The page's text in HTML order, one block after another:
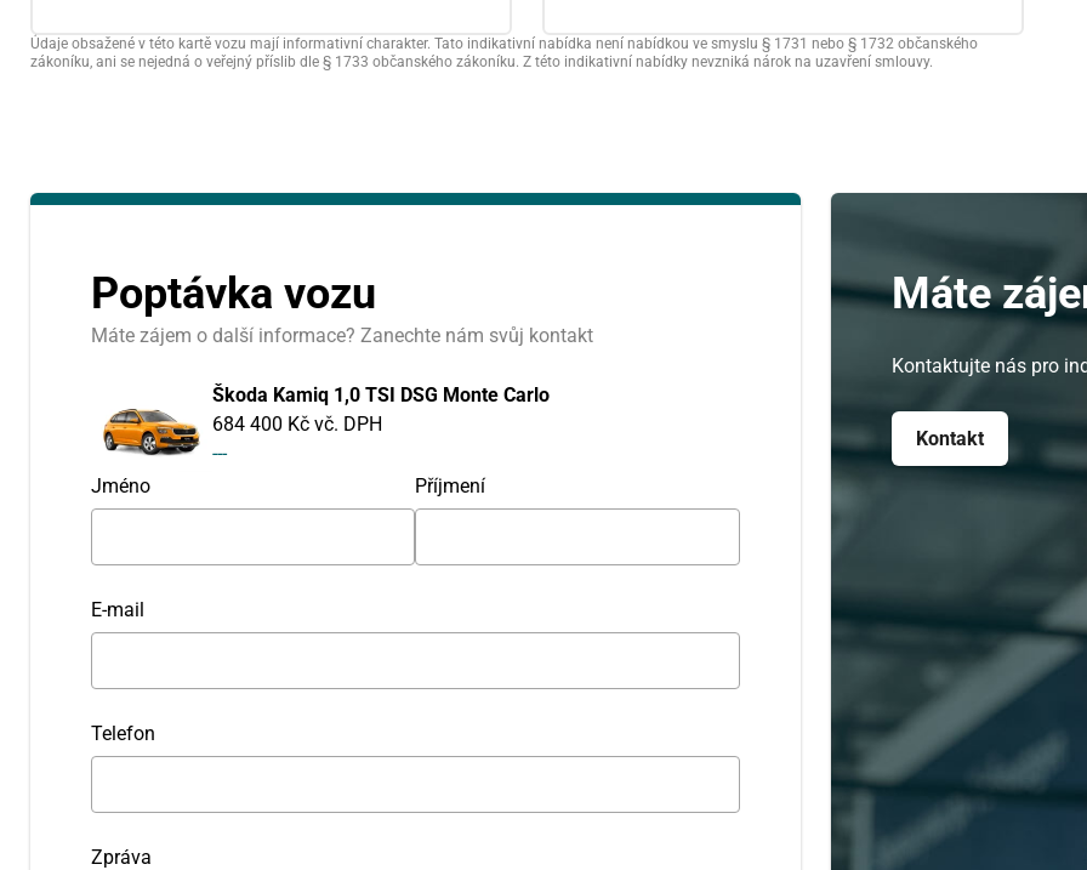
Údaje obsažené v této kartě vozu mají informativní charakter. Tato indikativní nabídka není nabídkou ve smyslu § 1731 nebo § 1732 občanského
zákoníku, ani se nejedná o veřejný příslib dle § 1733 občanského zákoníku. Z této indikativní nabídky nevzniká nárok na uzavření smlouvy.
Poptávka vozu
Máte zájem o další informace? Zanechte nám svůj kontakt
Škoda Kamiq 1,0 TSI DSG Monte Carlo
684 400 Kč vč. DPH
---
Jméno
Příjmení
E-mail
Telefon
Zpráva
Máte
Kontaktujte nás pro
Kontakt
10 14
21
24 28
1